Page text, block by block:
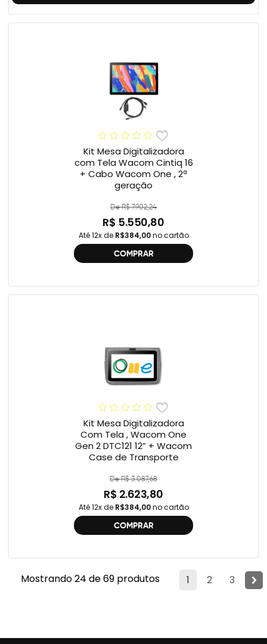
Kit Mesa Digitalizadora
com Tela Wacom Cintiq 16
+ Cabo Wacom One , 2ª
geração
De R$ 7.902,24
R$ 5.550,80
Até 12x de R$384,00no cartão
COMPRAR
Kit Mesa Digitalizadora
Com Tela , Wacom One
Gen 2 DTC121 12” + Wacom
Case de Transporte
De R$ 3.087,68
R$ 2.623,80
Até 12x de R$384,00no cartão
COMPRAR
1 2 3
Mostrando 24 de 69 produtos